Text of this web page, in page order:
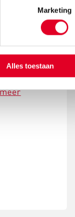
Marketing
Alles toestaan
met
met prachtig